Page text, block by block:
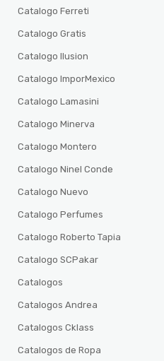
Catalogo Ferreti
Catalogo Gratis
Catalogo Ilusion
Catalogo ImporMexico
Catalogo Lamasini
Catalogo Minerva
Catalogo Montero
Catalogo Ninel Conde
Catalogo Nuevo
Catalogo Perfumes
Catalogo Roberto Tapia
Catalogo SCPakar
Catalogos
Catalogos Andrea
Catalogos Cklass
Catalogos de Ropa